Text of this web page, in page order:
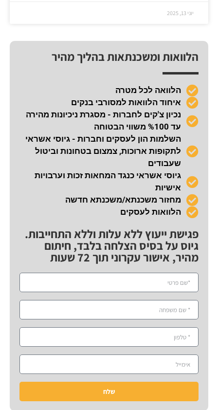
יוני 13, 2025
הלוואות ומשכנתאות בהליך מהיר
הלוואה לכל מטרה
איחוד הלוואות למסורבי בנקים
נכיון צ'קים לחברות - מסגרת ניכיונות מהירה
עד %100 משווי הבטוחה
השלמות הון לעסקים וחברות - גיוסי אשראי
לתקופות ארוכות, צמצום בטחונות וביטול
שעבודים
גיוסי אשראי כנגד המחאות זכות וערבויות
אישיות
מחזור משכנתא/משכנתא חדשה
הלוואות לעסקים
פגישת ייעוץ ללא עלות וללא התחייבות.
גיוס על בסיס הצלחה בלבד, חיתום
מהיר, אישור עקרוני תוך 72 שעות
שלח